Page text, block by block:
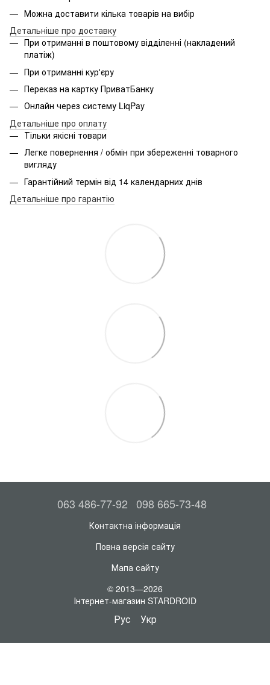
Можна доставити кілька товарів на вибір
Детальніше про доставку
При отриманні в поштовому відділенні (накладений
платіж)
При отриманні кур'єру
Переказ на картку ПриватБанку
Онлайн через систему LiqPay
Детальніше про оплату
Тільки якісні товари
Легке повернення / обмін при збереженні товарного
вигляду
Гарантійний термін від 14 календарних днів
Детальніше про гарантію
063 486-77-92 098 665-73-48
Контактна інформація
Повна версія сайту
Мапа сайту
© 2013—2026
Інтернет-магазин STARDROID
Рус Укр